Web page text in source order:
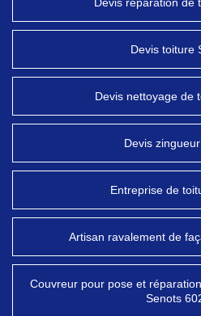
Devis toiture
Devis nettoyage de
Devis
Entreprise de
Artisan ravalement de
Couvreur pour pose et
Senots